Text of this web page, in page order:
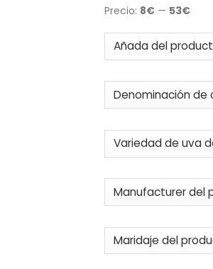
Precio: 8€ — 53€